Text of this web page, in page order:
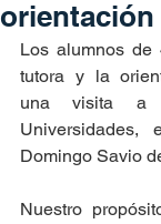
orientación
Los alumnos de
tutora y la
una visita
Domingo Savio
Nuestro